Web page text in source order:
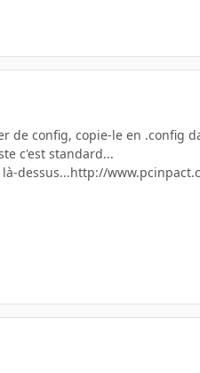
de config, copie-le en .config
c'est standard...
dessus...http://